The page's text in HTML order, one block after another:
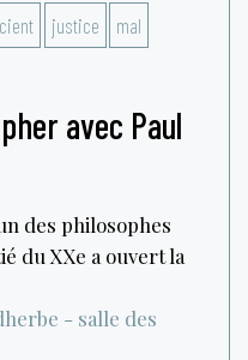
justice mal
avec Paul
des philosophes
du XXe a ouvert la
- salle des